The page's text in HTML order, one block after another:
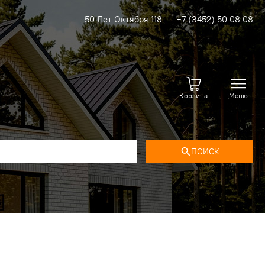
50 Лет Октября 118 +7 (3452) 50 08 08
Корзина Меню
ПОИСК